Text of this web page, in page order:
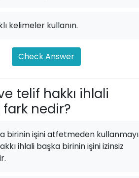
kelimeler kullanın.
Check Answer
telif hakkı ihlali
fark nedir?
birinin işini atfetmeden kullanmayı
ihlali başka birinin işini izinsiz